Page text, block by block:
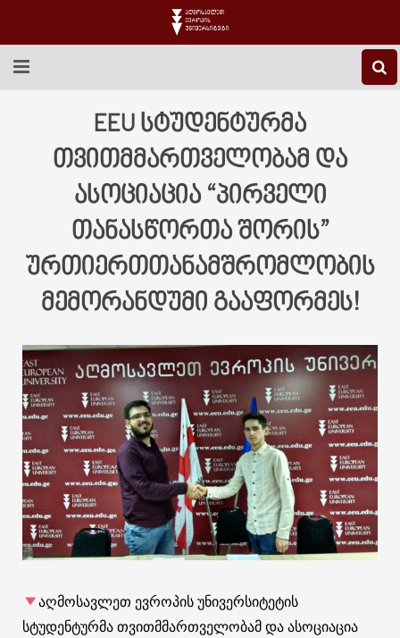
EEU-Ს ᲨᲔᲡᲐᲮᲔᲑ
ᲒᲐᲜᲐᲗᲚᲔᲑᲐ
ᲡᲐᲔᲠᲗᲐᲨᲝᲠᲘᲡᲝ
ᲑᲘᲑᲚᲘᲝᲗᲔᲙᲐ
ᲡᲢᲣᲓᲔᲜᲢᲣᲠᲘ ᲪᲮᲝᲕᲠᲔᲑᲐ
ᲙᲝᲜᲢᲐᲥᲢᲘ
EEU სტუდენტურმა
თვითმმართველობამ და
ასოციაცია “პირველი
თანასწორთა შორის”
ურთიერთთანამშრომლობის
მემორანდუმი გააფორმეს!
აღმოსავლეთ ევროპის უნივერსიტეტის
სტუდენტურმა თვითმმართველობამ და ასოციაცია